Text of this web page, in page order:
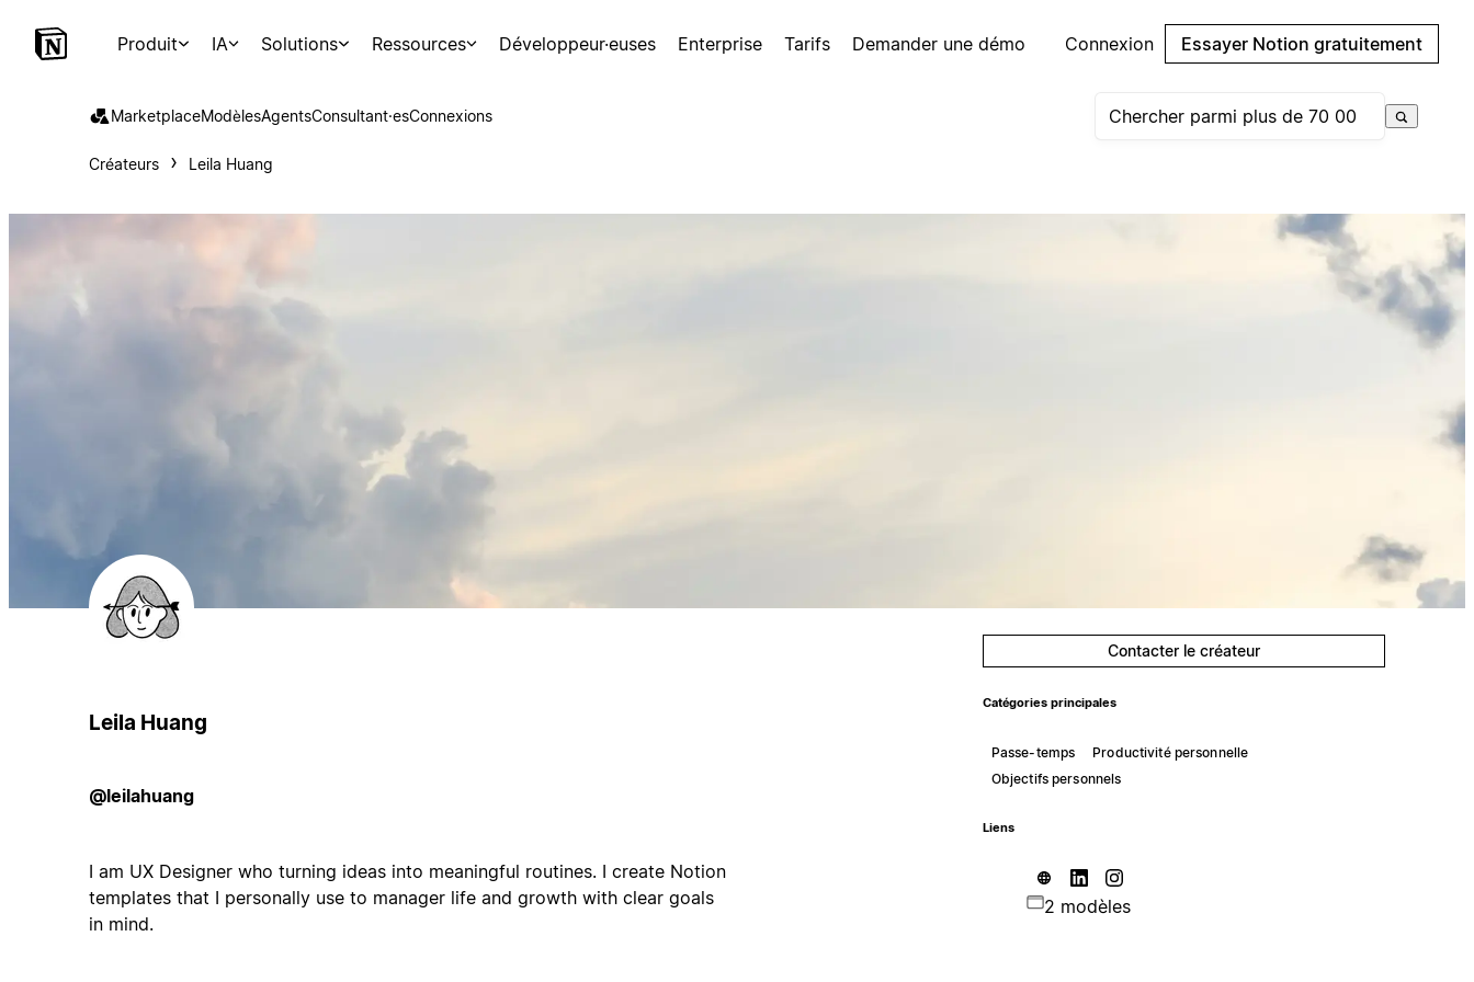
Produit IA Solutions Ressources Développeur·euses Enterprise Tarifs Demander une démo Connexion Essayer Notion gratuitement
MarketplaceModèlesAgentsConsultant·esConnexions
Créateurs Leila Huang
Leila Huang
@leilahuang
I am UX Designer who turning ideas into meaningful routines. I create Notion
templates that I personally use to manager life and growth with clear goals
in mind.
Contacter le créateur
Catégories principales
Passe-temps
Productivité personnelle
Objectifs personnels
Liens
2 modèles